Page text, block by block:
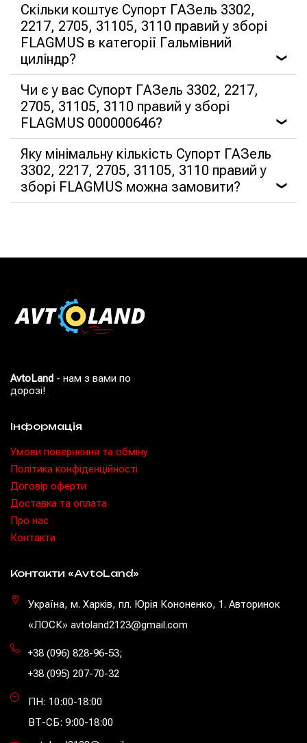
Скільки коштує Супорт ГАЗель 3302,
2217, 2705, 31105, 3110 правий у зборі
FLAGMUS в категорії Гальмівний
циліндр?
❯
Чи є у вас Супорт ГАЗель 3302, 2217,
2705, 31105, 3110 правий у зборі
FLAGMUS 000000646?
❯
Яку мінімальну кількість Супорт ГАЗель
3302, 2217, 2705, 31105, 3110 правий у
зборі FLAGMUS можна замовити?
❯
AvtoLand - нам з вами по
дорозі!
Інформація
Умови повернення та обміну
Політика конфіденційності
Договір оферти
Доставка та оплата
Про нас
Контакти
Контакти «AvtoLand»
Україна, м. Харків, пл. Юрія Кононенко, 1. Авторинок
«ЛОСК» avtoland2123@gmail.com
+38 (096) 828-96-53;
+38 (095) 207-70-32
ПН: 10:00-18:00
ВТ-СБ: 9:00-18:00